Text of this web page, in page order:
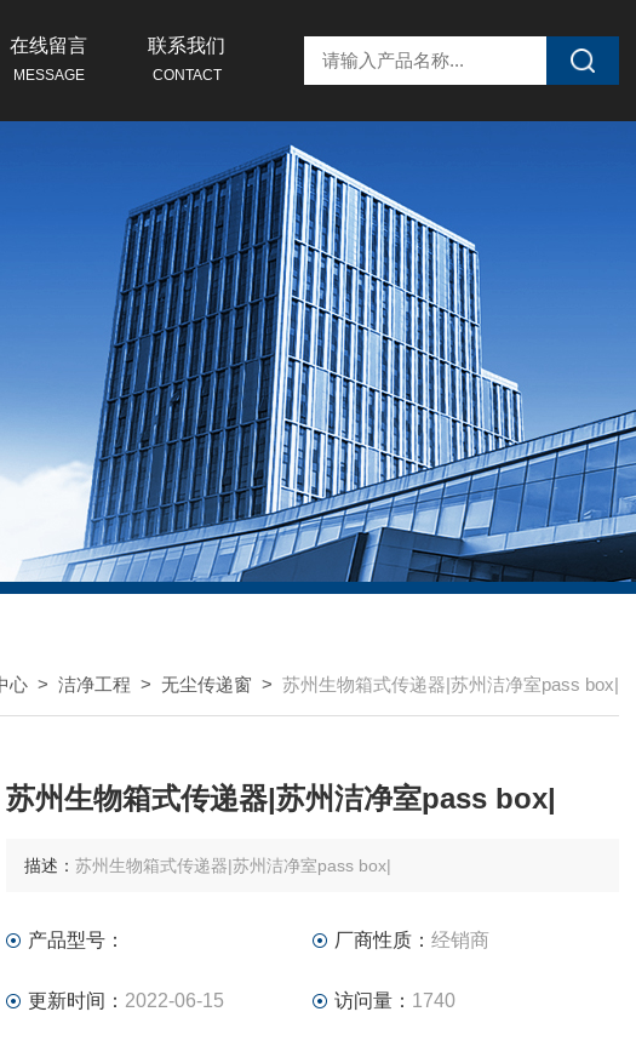
在线留言
MESSAGE
联系我们
CONTACT
心 > 洁净工程 > 无尘传递窗 > 苏州生物箱式传递器|苏州洁净室pass box|
苏州生物箱式传递器|苏州洁净室pass box|
描述： 苏州生物箱式传递器|苏州洁净室pass box|
产品型号： 厂商性质： 经销商
更新时间： 2022-06-15 访问量： 1740